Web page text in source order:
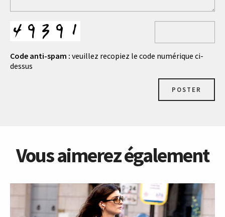
Code anti-spam : veuillez recopiez le code numérique ci-
dessus
POSTER
Vous aimerez également